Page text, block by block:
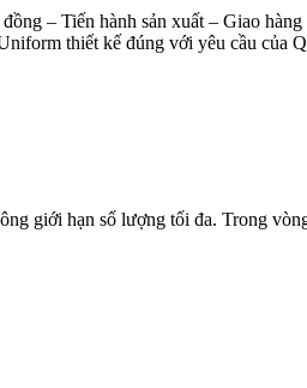
– Tiến hành sản xuất – Giao hàng
thiết kế đúng với yêu cầu
giới hạn số lượng tối đa. Trong